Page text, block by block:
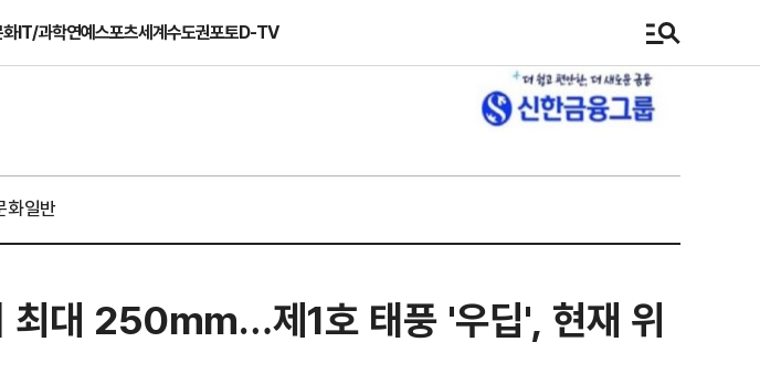
IT/과학연예스포츠세계수도권포토D-TV
화일반
최대 250mm…제1호 태풍 '우딥', 현재 위